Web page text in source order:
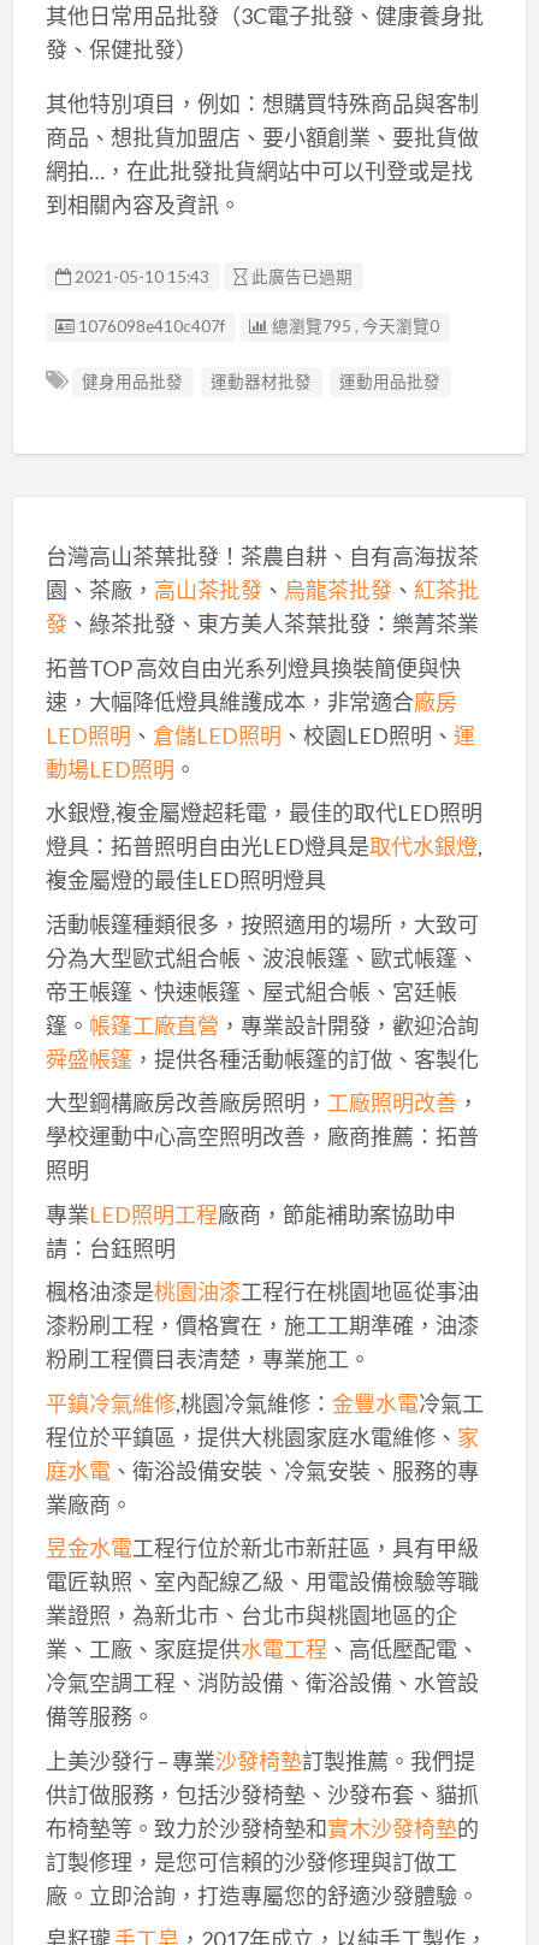
其他日常用品批發（3C電子批發、健康養身批
發、保健批發）
其他特別項目，例如：想購買特殊商品與客制
商品、想批貨加盟店、要小額創業、要批貨做
網拍…，在此批發批貨網站中可以刊登或是找
到相關內容及資訊。
2021-05-10 15:43 此廣告已過期
廣告编號
1076098e410c407f 總瀏覽795 , 今天瀏覽0
健身用品批發 運動器材批發 運動用品批發
台灣高山茶葉批發！茶農自耕、自有高海拔茶
園、茶廠， 高山茶批發、 烏龍茶批發、 紅茶批
發、綠茶批發、東方美人茶葉批發：樂菁茶業
拓普TOP 高效自由光系列燈具換裝簡便與快
速，大幅降低燈具維護成本，非常適合廠房
LED照明 、 倉儲LED照明 、校園LED照明、 運
動場LED照明 。
水銀燈,複金屬燈超耗電，最佳的取代LED照明
燈具：拓普照明自由光LED燈具是取代水銀燈,
複金屬燈的最佳LED照明燈具
活動帳篷種類很多，按照適用的場所，大致可
分為大型歐式組合帳、波浪帳篷、歐式帳篷、
帝王帳篷、快速帳篷、屋式組合帳、宮廷帳
篷。 帳篷工廠直營 ，專業設計開發，歡迎洽詢
舜盛帳篷，提供各種活動帳篷的訂做、客製化
大型鋼構廠房改善廠房照明， 工廠照明改善，
學校運動中心高空照明改善，廠商推薦：拓普
照明
專業LED照明工程廠商，節能補助案協助申
請：台鈺照明
楓格油漆是桃園油漆工程行在桃園地區從事油
漆粉刷工程，價格實在，施工工期準確，油漆
粉刷工程價目表清楚，專業施工。
平鎮冷氣維修,桃園冷氣維修： 金豐水電冷氣工
程位於平鎮區，提供大桃園家庭水電維修、 家
庭水電、衛浴設備安裝、冷氣安裝、服務的專
業廠商。
昱金水電工程行位於新北市新莊區，具有甲級
電匠執照、室內配線乙級、用電設備檢驗等職
業證照，為新北市、台北市與桃園地區的企
業、工廠、家庭提供水電工程 、高低壓配電、
冷氣空調工程、消防設備、衛浴設備、水管設
備等服務。
上美沙發行 – 專業沙發椅墊訂製推薦。我們提
供訂做服務，包括沙發椅墊、沙發布套、貓抓
布椅墊等。致力於沙發椅墊和實木沙發椅墊的
訂製修理，是您可信賴的沙發修理與訂做工
廠。立即洽詢，打造專屬您的舒適沙發體驗。
皂籽瓏手工皂 ，2017年成立，以純手工製作，